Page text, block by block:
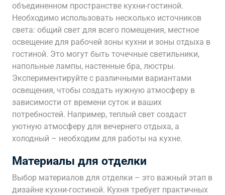
объединенном пространстве кухни-гостиной.
Необходимо использовать несколько источников
света: общий свет для всего помещения, местное
освещение для рабочей зоны кухни и зоны отдыха в
гостиной. Это могут быть точечные светильники,
напольные лампы, настенные бра, люстры.
Экспериментируйте с различными вариантами
освещения, чтобы создать нужную атмосферу в
зависимости от времени суток и ваших
потребностей. Например, теплый свет создаст
уютную атмосферу для вечернего отдыха, а
холодный – необходим для работы на кухне.
Материалы для отделки
Выбор материалов для отделки – это важный этап в
дизайне кухни-гостиной. Кухня требует практичных